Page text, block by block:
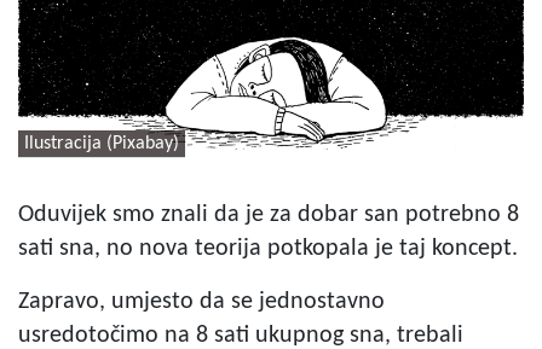
Ilustracija (Pixabay)
Oduvijek smo znali da je za dobar san potrebno 8
sati sna, no nova teorija potkopala je taj koncept.
Zapravo, umjesto da se jednostavno
usredotočimo na 8 sati ukupnog sna, trebali